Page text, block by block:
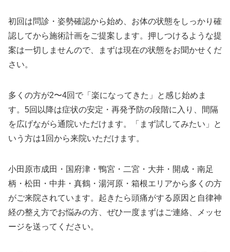
初回は問診・姿勢確認から始め、お体の状態をしっかり確
認してから施術計画をご提案します。押しつけるような提
案は一切しませんので、まずは現在の状態をお聞かせくだ
さい。
多くの方が2〜4回で「楽になってきた」と感じ始めま
す。5回以降は症状の安定・再発予防の段階に入り、間隔
を広げながら通院いただけます。「まず試してみたい」と
いう方は1回から来院いただけます。
小田原市成田・国府津・鴨宮・二宮・大井・開成・南足
柄・松田・中井・真鶴・湯河原・箱根エリアから多くの方
がご来院されています。起きたら頭痛がする原因と自律神
経の整え方でお悩みの方、ぜひ一度まずはご連絡、メッセ
ージを送ってください。